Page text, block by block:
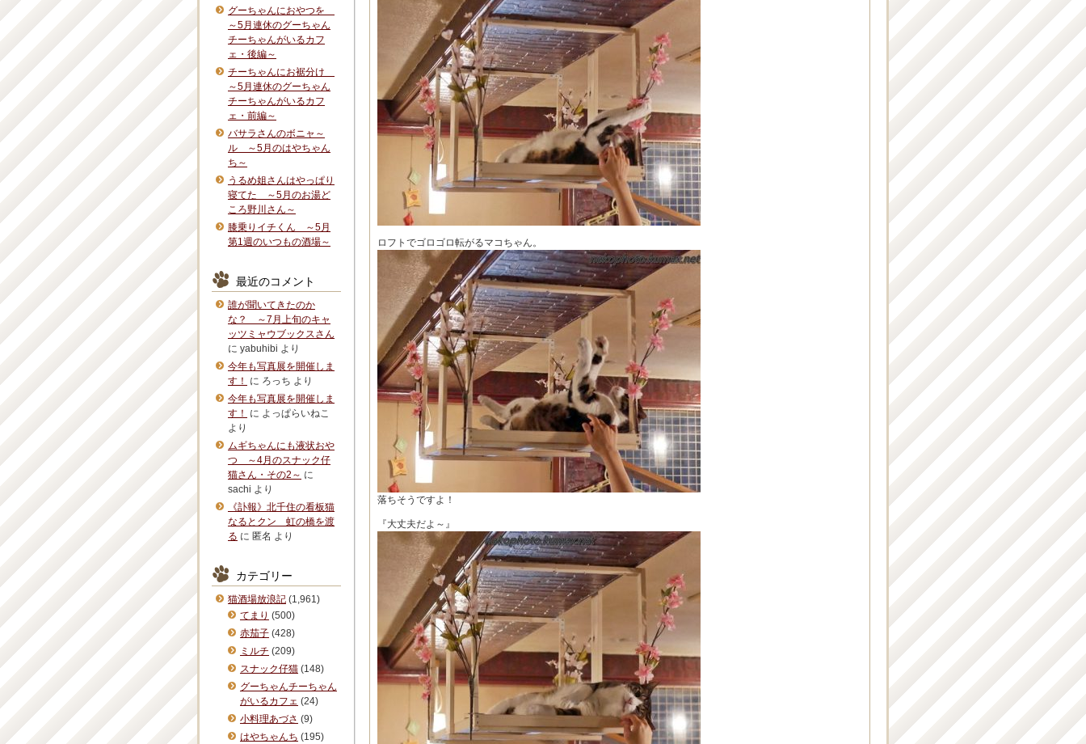
ロフトでゴロゴロ転がるマコちゃん。
落ちそうですよ！
『大丈夫だよ～』
グーちゃんにおやつを
～5月連休のグーちゃん
チーちゃんがいるカフ
ェ・後編～
チーちゃんにお裾分け
～5月連休のグーちゃん
チーちゃんがいるカフ
ェ・前編～
バサラさんのボニャ～
ル ～5月のはやちゃん
ち～
うるめ姐さんはやっぱり
寝てた ～5月のお湯ど
ころ野川さん～
膝乗りイチくん ～5月
第1週のいつもの酒場～
最近のコメント
誰が聞いてきたのか
な？ ～7月上旬のキャ
ッツミャウブックスさん
に yabuhibi より
今年も写真展を開催しま
す！
に ろっち より
今年も写真展を開催しま
す！
に よっぱらいねこ
より
ムギちゃんにも液状おや
つ ～4月のスナック仔
猫さん・その2～ に
sachi より
《訃報》北千住の看板猫
なるとクン 虹の橋を渡
る に 匿名 より
カテゴリー
猫酒場放浪記 (1,961)
てまり (500)
赤茄子 (428)
ミルチ (209)
スナック仔猫 (148)
グーちゃんチーちゃん
がいるカフェ (24)
小料理あづさ (9)
はやちゃんち (195)